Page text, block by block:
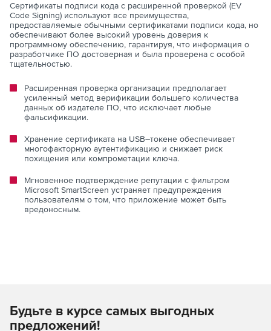
Сертификаты подписи кода с расширенной проверкой (EV
Code Signing) используют все преимущества,
предоставляемые обычными сертификатами подписи кода, но
обеспечивают более высокий уровень доверия к
программному обеспечению, гарантируя, что информация о
разработчике ПО достоверная и была проверена с особой
тщательностью.
Расширенная проверка организации предполагает
усиленный метод верификации большего количества
данных об издателе ПО, что исключает любые
фальсификации.
Хранение сертификата на USB–токене обеспечивает
многофакторную аутентификацию и снижает риск
похищения или компрометации ключа.
Мгновенное подтверждение репутации с фильтром
Microsoft SmartScreen устраняет предупреждения
пользователям о том, что приложение может быть
вредоносным.
Будьте в курсе самых выгодных
предложений!